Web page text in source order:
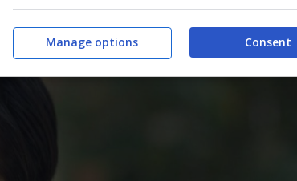
Consent
Manage options